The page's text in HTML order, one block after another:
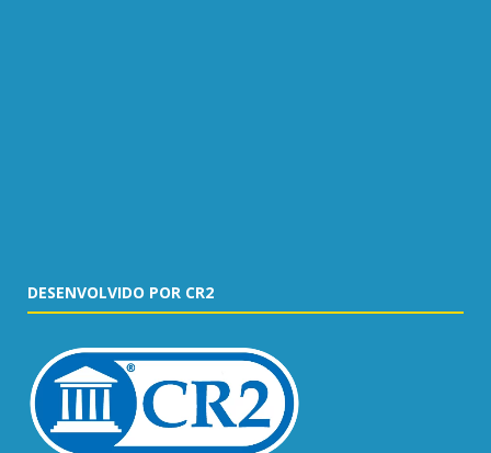
DESENVOLVIDO POR CR2